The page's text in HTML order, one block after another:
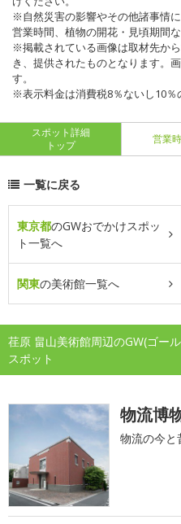
※自然災害の影響やその他諸事情
営業時間、植物の開花・見頃期間
※掲載されている画像は取材先か
き、提供されたものとなります。
す。
※表示料金は消費税8％ないし10％
スポット詳細
トップ
営業
一覧に戻る
東京都のGWおでかけスポッ
ト一覧へ
関東の美術館一覧へ
荏原 畠山美術館周辺のGW(ゴー
スポット
物流博
物流の今と